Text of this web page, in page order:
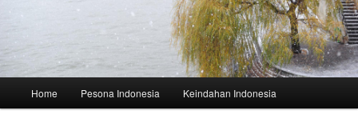
Home Pesona Indonesia Keindahan Indonesia